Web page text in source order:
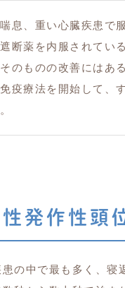
息、重い心臓疾患で
断薬を内服されてい
のものの改善にはあ
疫療法を開始して、
性発作性頭
の中で最も多く、寝